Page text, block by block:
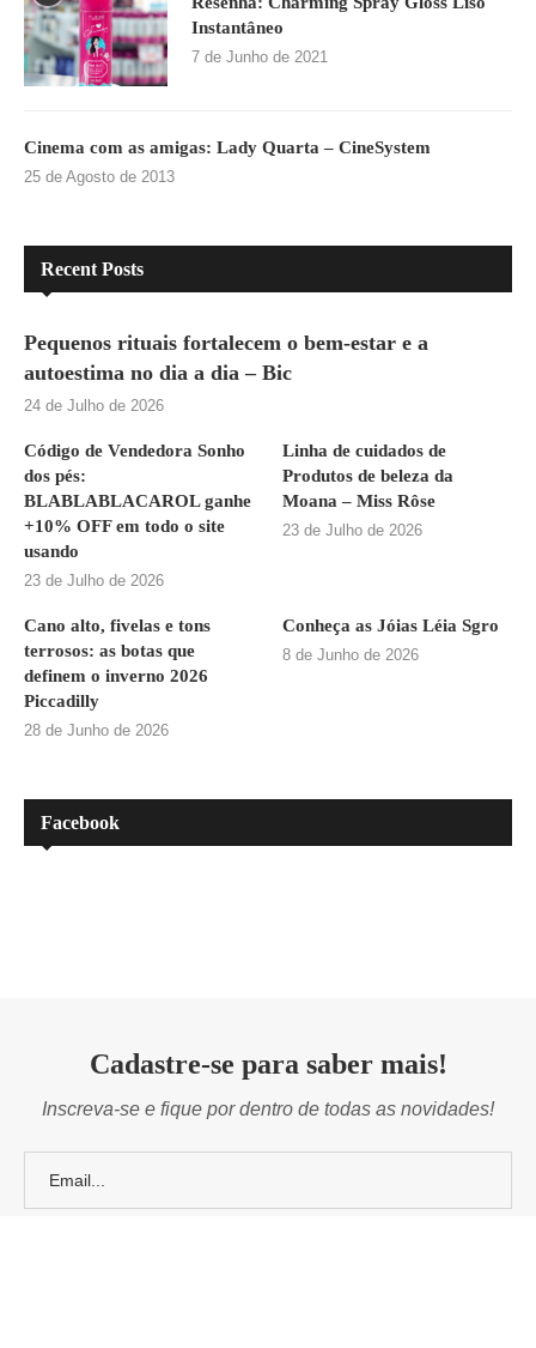
Instantâneo
7 de Junho de 2021
Cinema com as amigas: Lady Quarta – CineSystem
25 de Agosto de 2013
Recent Posts
Pequenos rituais fortalecem o bem-estar e a
autoestima no dia a dia – Bic
24 de Julho de 2026
Código de Vendedora Sonho
dos pés:
BLABLABLACAROL ganhe
+10% OFF em todo o site
usando
23 de Julho de 2026
Linha de cuidados de
Produtos de beleza da
Moana – Miss Rôse
23 de Julho de 2026
Cano alto, fivelas e tons
terrosos: as botas que
definem o inverno 2026
Piccadilly
28 de Junho de 2026
Conheça as Jóias Léia Sgro
8 de Junho de 2026
Facebook
Cadastre-se para saber mais!
Inscreva-se e fique por dentro de todas as novidades!